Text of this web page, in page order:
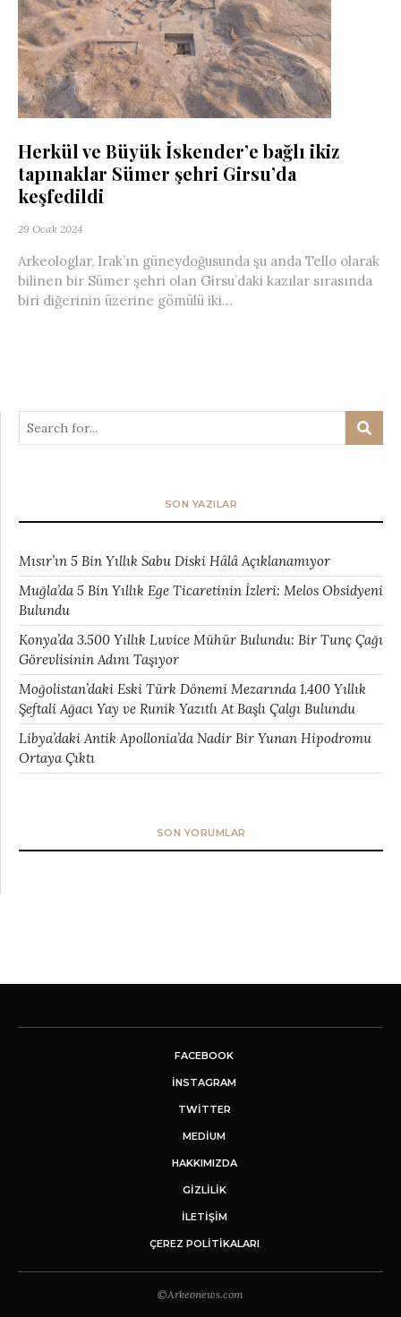
Herkül ve Büyük İskender’e bağlı ikiz
tapınaklar Sümer şehri Girsu’da
keşfedildi
29 Ocak 2024
Arkeologlar, Irak’ın güneydoğusunda şu anda Tello olarak
bilinen bir Sümer şehri olan Girsu’daki kazılar sırasında
biri diğerinin üzerine gömülü iki...
SON YAZILAR
Mısır’ın 5 Bin Yıllık Sabu Diski Hâlâ Açıklanamıyor
Muğla’da 5 Bin Yıllık Ege Ticaretinin İzleri: Melos Obsidyeni
Bulundu
Konya’da 3.500 Yıllık Luvice Mühür Bulundu: Bir Tunç Çağı
Görevlisinin Adını Taşıyor
Moğolistan’daki Eski Türk Dönemi Mezarında 1.400 Yıllık
Şeftali Ağacı Yay ve Runik Yazıtlı At Başlı Çalgı Bulundu
Libya’daki Antik Apollonia’da Nadir Bir Yunan Hipodromu
Ortaya Çıktı
SON YORUMLAR
FACEBOOK
INSTAGRAM
TWITTER
MEDIUM
HAKKIMIZDA
GİZLİLİK
İLETIŞIM
ÇEREZ POLITIKALARI
©Arkeonews.com